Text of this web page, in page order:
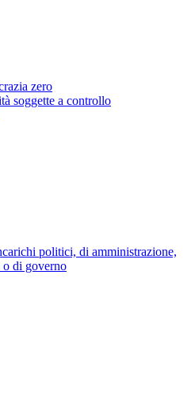
zero
soggette a controllo
politici, di amministrazione,
di governo